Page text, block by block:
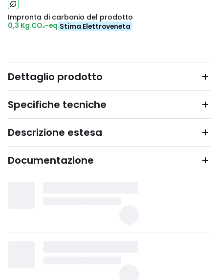
Impronta di carbonio del prodotto
0,3 Kg CO₂-eq Stima Elettroveneta
Dettaglio prodotto
Specifiche tecniche
Descrizione estesa
Documentazione